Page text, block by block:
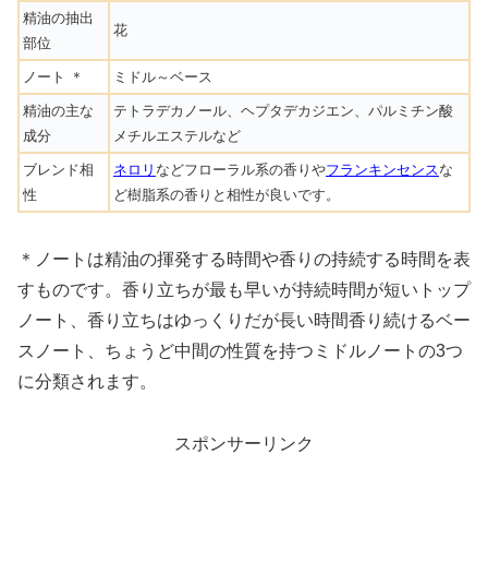
精油の抽出
部位
花
ノート ＊ ミドル～ベース
精油の主な
成分
テトラデカノール、ヘプタデカジエン、パルミチン酸
メチルエステルなど
ブレンド相
性
ネロリ などフローラル系の香りやフランキンセンスな
ど樹脂系の香りと相性が良いです。
＊ノートは精油の揮発する時間や香りの持続する時間を表
すものです。香り立ちが最も早いが持続時間が短いトップ
ノート、香り立ちはゆっくりだが長い時間香り続けるベー
スノート、ちょうど中間の性質を持つミドルノートの3つ
に分類されます。
スポンサーリンク